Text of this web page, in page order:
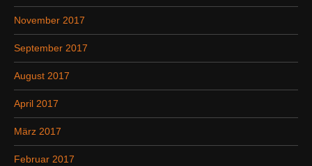
November 2017
September 2017
August 2017
April 2017
März 2017
Februar 2017